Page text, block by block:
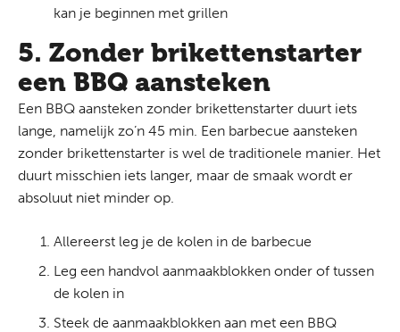
kan je beginnen met grillen
5. Zonder brikettenstarter
een BBQ aansteken
Een BBQ aansteken zonder brikettenstarter duurt iets
lange, namelijk zo’n 45 min. Een barbecue aansteken
zonder brikettenstarter is wel de traditionele manier. Het
duurt misschien iets langer, maar de smaak wordt er
absoluut niet minder op.
Allereerst leg je de kolen in de barbecue
Leg een handvol aanmaakblokken onder of tussen
de kolen in
Steek de aanmaakblokken aan met een BBQ